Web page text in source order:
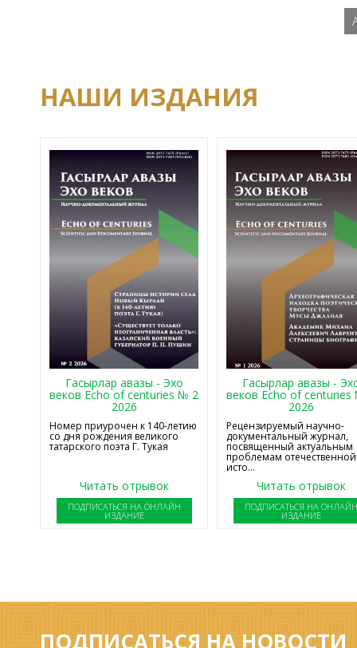
НАШИ ИЗДАНИЯ
Гасырлар авазы - Эхо
веков Echo of centuries № 2
2026
Номер приурочен к 140-летию
со дня рождения великого
татарского поэта Г. Тукая
Читать отрывок
ПОДПИСАТЬСЯ НА ОНЛАЙН
ИЗДАНИЕ
Гасырлар авазы -
веков Echo of
2026
Рецензируемый научно-
документальный журнал,
посвященный актуальным
проблемам отечественной
исто...
Читать отрывок
ПОДПИСАТЬСЯ НА
ИЗДАНИЕ
ПОДПИСАТЬСЯ НА НОВОСТИ